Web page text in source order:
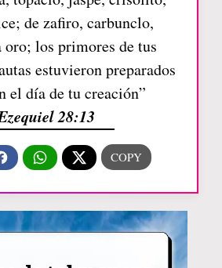
de zafiro, carbunclo,
oro; los primores de tus
estuvieron preparados
el día de tu creación”
28:13